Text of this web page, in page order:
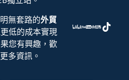
無套路的外貿
低的成本實現
您有興趣，歡
多資訊。